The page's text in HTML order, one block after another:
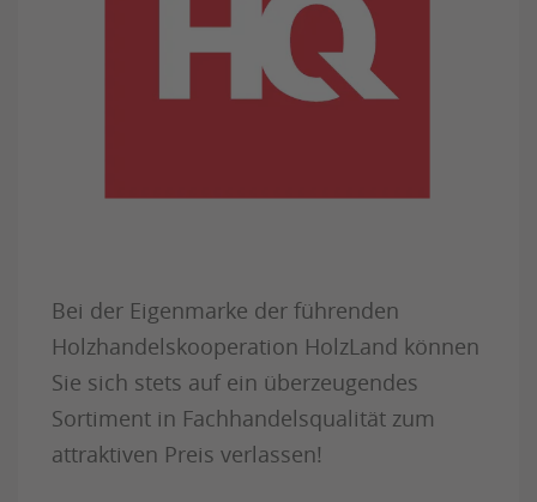
Bei der Eigenmarke der führenden
Holzhandelskooperation HolzLand können
Sie sich stets auf ein überzeugendes
Sortiment in Fachhandelsqualität zum
attraktiven Preis verlassen!